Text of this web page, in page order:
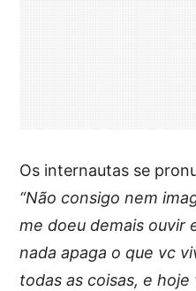
Os internautas se
“Não consigo nem
me doeu demais ouvir
nada apaga o que vc
todas as coisas, e